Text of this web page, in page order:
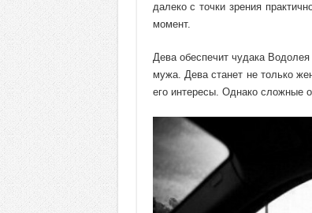
далеко с точки зрения
момент.
Дева обеспечит чудака
мужа. Дева станет не только
его интересы. Однако сложные